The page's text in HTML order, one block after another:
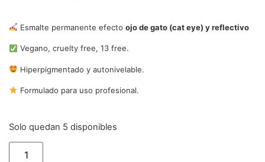
Esmalte permanente efecto ojo de gato (cat eye) y reflectivo
Vegano, cruelty free, 13 free.
Hiperpigmentado y autonivelable.
Formulado para uso profesional.
Solo quedan 5 disponibles